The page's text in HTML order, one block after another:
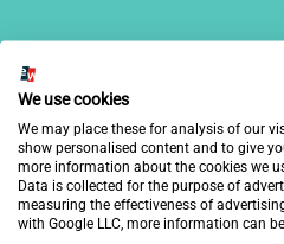
We use cookies
We may place these for analysis of our
show personalised content and to give
more information about the cookies we
Data is collected for the purpose of
measuring the effectiveness of
with Google LLC, more information can